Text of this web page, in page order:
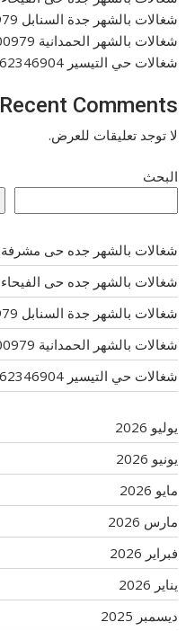
شغالات بالشهر جدة السنابل 0571400979
شغالات بالشهر الحمدانية 0571400979
شغالات حي التيسير 0562346904
Recent Comments
لا توجد تعليقات للعرض.
البحث
شغالات بالشهر جده حى مشرفة 0577265649
شغالات بالشهر جده حى الفيحاء 0577265649
شغالات بالشهر جدة السنابل 0571400979
شغالات بالشهر الحمدانية 0571400979
شغالات حي التيسير 0562346904
يوليو 2026
يونيو 2026
مايو 2026
مارس 2026
فبراير 2026
يناير 2026
ديسمبر 2025